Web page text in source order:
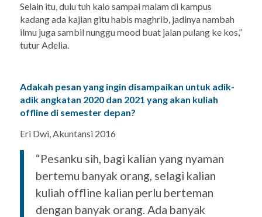
Selain itu, dulutuhkalo sampai malam di kampus
kadang ada kajian gitu habis maghrib, jadinyanambah
ilmu juga sambil nunggumoodbuat jalan pulang ke kos,”
tutur Adelia.
Adakah pesan yang ingin disampaikan untuk adik-
adik angkatan 2020 dan 2021 yang akan kuliah
offlinedi semester depan?
Eri Dwi, Akuntansi 2016
“Pesanku sih , bagi kalian yang nyaman
bertemu banyak orang, selagi kalian
kuliah offline kalian perlu berteman
dengan banyak orang. Ada banyak